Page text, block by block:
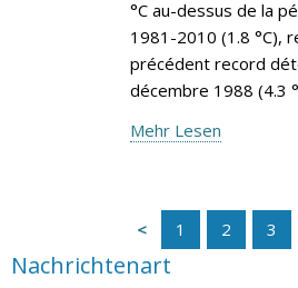
°C au-dessus de la
1981-2010 (1.8 °C),
précédent record
décembre 1988 (4.3
Mehr Lesen
1 2 3
Nachrichtenart